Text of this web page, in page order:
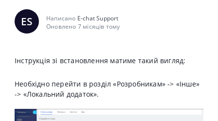
ES Написано E-chat Support
Оновлено 7 місяців тому
Інструкція зі встановлення матиме такий вигляд:
Необхідно перейти в розділ «Розробникам» -> «Інше»
-> «Локальний додаток».